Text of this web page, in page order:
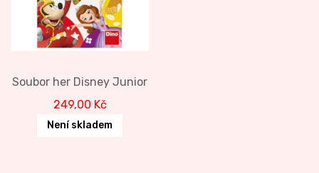
Soubor her Disney Junior
249,00 Kč
Není skladem